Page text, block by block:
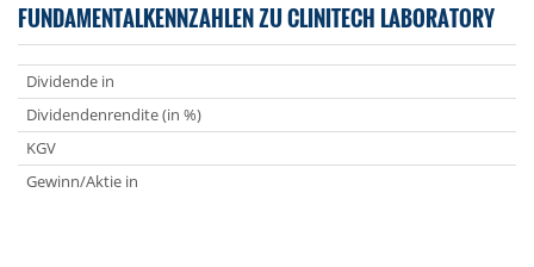
FUNDAMENTALKENNZAHLEN ZU CLINITECH LABORATORY
Dividende in
Dividendenrendite (in %)
KGV
Gewinn/Aktie in